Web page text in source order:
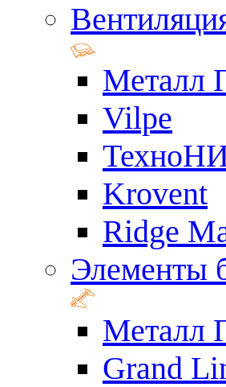
Металл
Vilpe
Krovent
Ridge
Элементы
Металл
Grand